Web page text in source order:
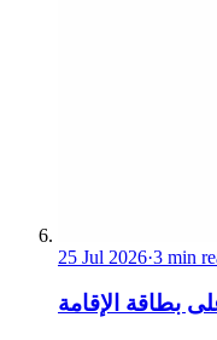
25 Jul 2026·3 min
بطاقة الإقامة